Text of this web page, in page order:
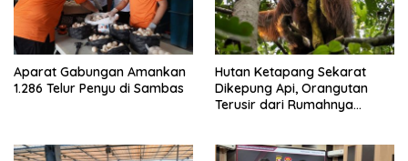
Aparat Gabungan Amankan
1.286 Telur Penyu di Sambas
Hutan Ketapang Sekarat
Dikepung Api, Orangutan
Terusir dari Rumahnya